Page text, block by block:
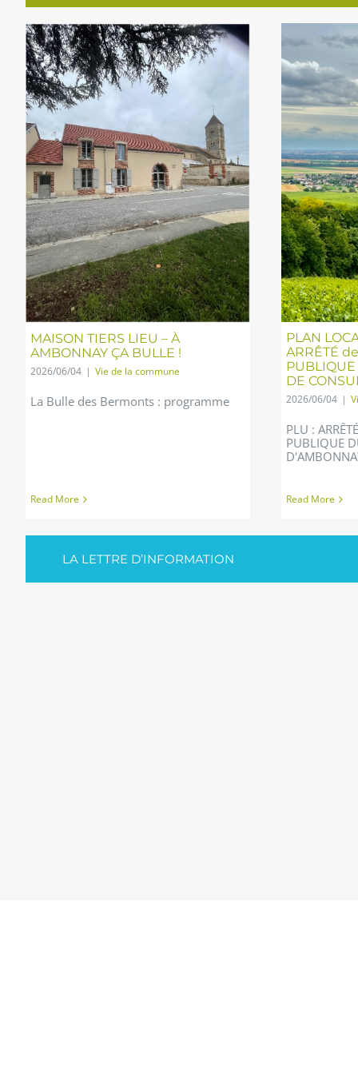
MAISON TIERS LIEU – À
AMBONNAY ÇA BULLE !
2026/06/04 | Vie de la commune
La Bulle des Bermonts : programme
Read More
PLAN
ARRÊTÉ
PUBLIQUE
DE
2026/06/04 |
PLU :
PUBLIQUE
Read More
LA LETTRE D’INFORMATION